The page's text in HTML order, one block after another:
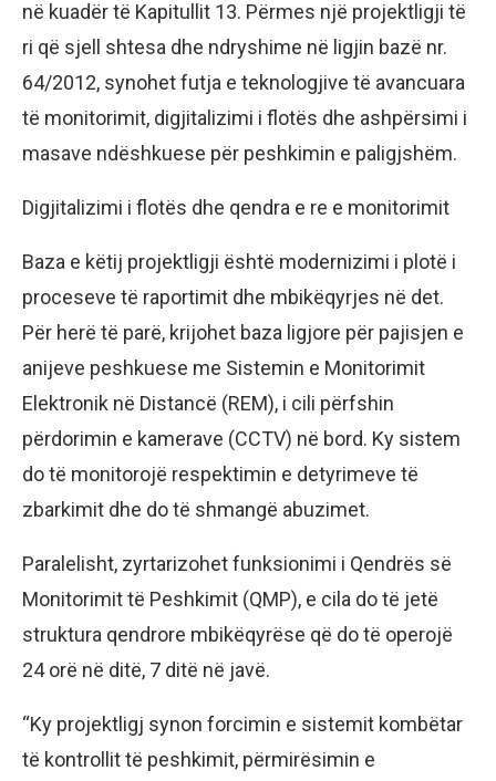
në kuadër të Kapitullit 13. Përmes një projektligji të
ri që sjell shtesa dhe ndryshime në ligjin bazë nr.
64/2012, synohet futja e teknologjive të avancuara
të monitorimit, digjitalizimi i flotës dhe ashpërsimi i
masave ndëshkuese për peshkimin e paligjshëm.
Digjitalizimi i flotës dhe qendra e re e monitorimit
Baza e këtij projektligji është modernizimi i plotë i
proceseve të raportimit dhe mbikëqyrjes në det.
Për herë të parë, krijohet baza ligjore për pajisjen e
anijeve peshkuese me Sistemin e Monitorimit
Elektronik në Distancë (REM), i cili përfshin
përdorimin e kamerave (CCTV) në bord. Ky sistem
do të monitorojë respektimin e detyrimeve të
zbarkimit dhe do të shmangë abuzimet.
Paralelisht, zyrtarizohet funksionimi i Qendrës së
Monitorimit të Peshkimit (QMP), e cila do të jetë
struktura qendrore mbikëqyrëse që do të operojë
24 orë në ditë, 7 ditë në javë.
“Ky projektligj synon forcimin e sistemit kombëtar
të kontrollit të peshkimit, përmirësimin e